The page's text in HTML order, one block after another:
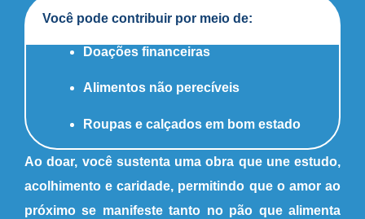
Você pode contribuir por meio de:
Doações financeiras
Alimentos não perecíveis
Roupas e calçados em bom estado
Ao doar, você sustenta uma obra que une estudo,
acolhimento e caridade, permitindo que o amor ao
próximo se manifeste tanto no pão que alimenta